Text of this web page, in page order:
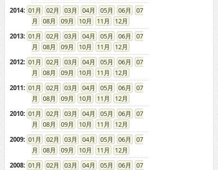
2014: 01 02 03 04 05 06
07
08
09 10 11
12
2013: 01 02 03 04 05 06
07
08
09 10 11
12
2012: 01 02 03 04 05 06
07
08
09 10 11
12
2011: 01 02 03 04 05 06
07
08
09 10 11
12
2010: 01 02 03 04 05 06
07
08
09 10 11
12
2009: 01 02 03 04 05 06
07
08
09 10 11
12
2008: 01 02 03 04 05 06
07